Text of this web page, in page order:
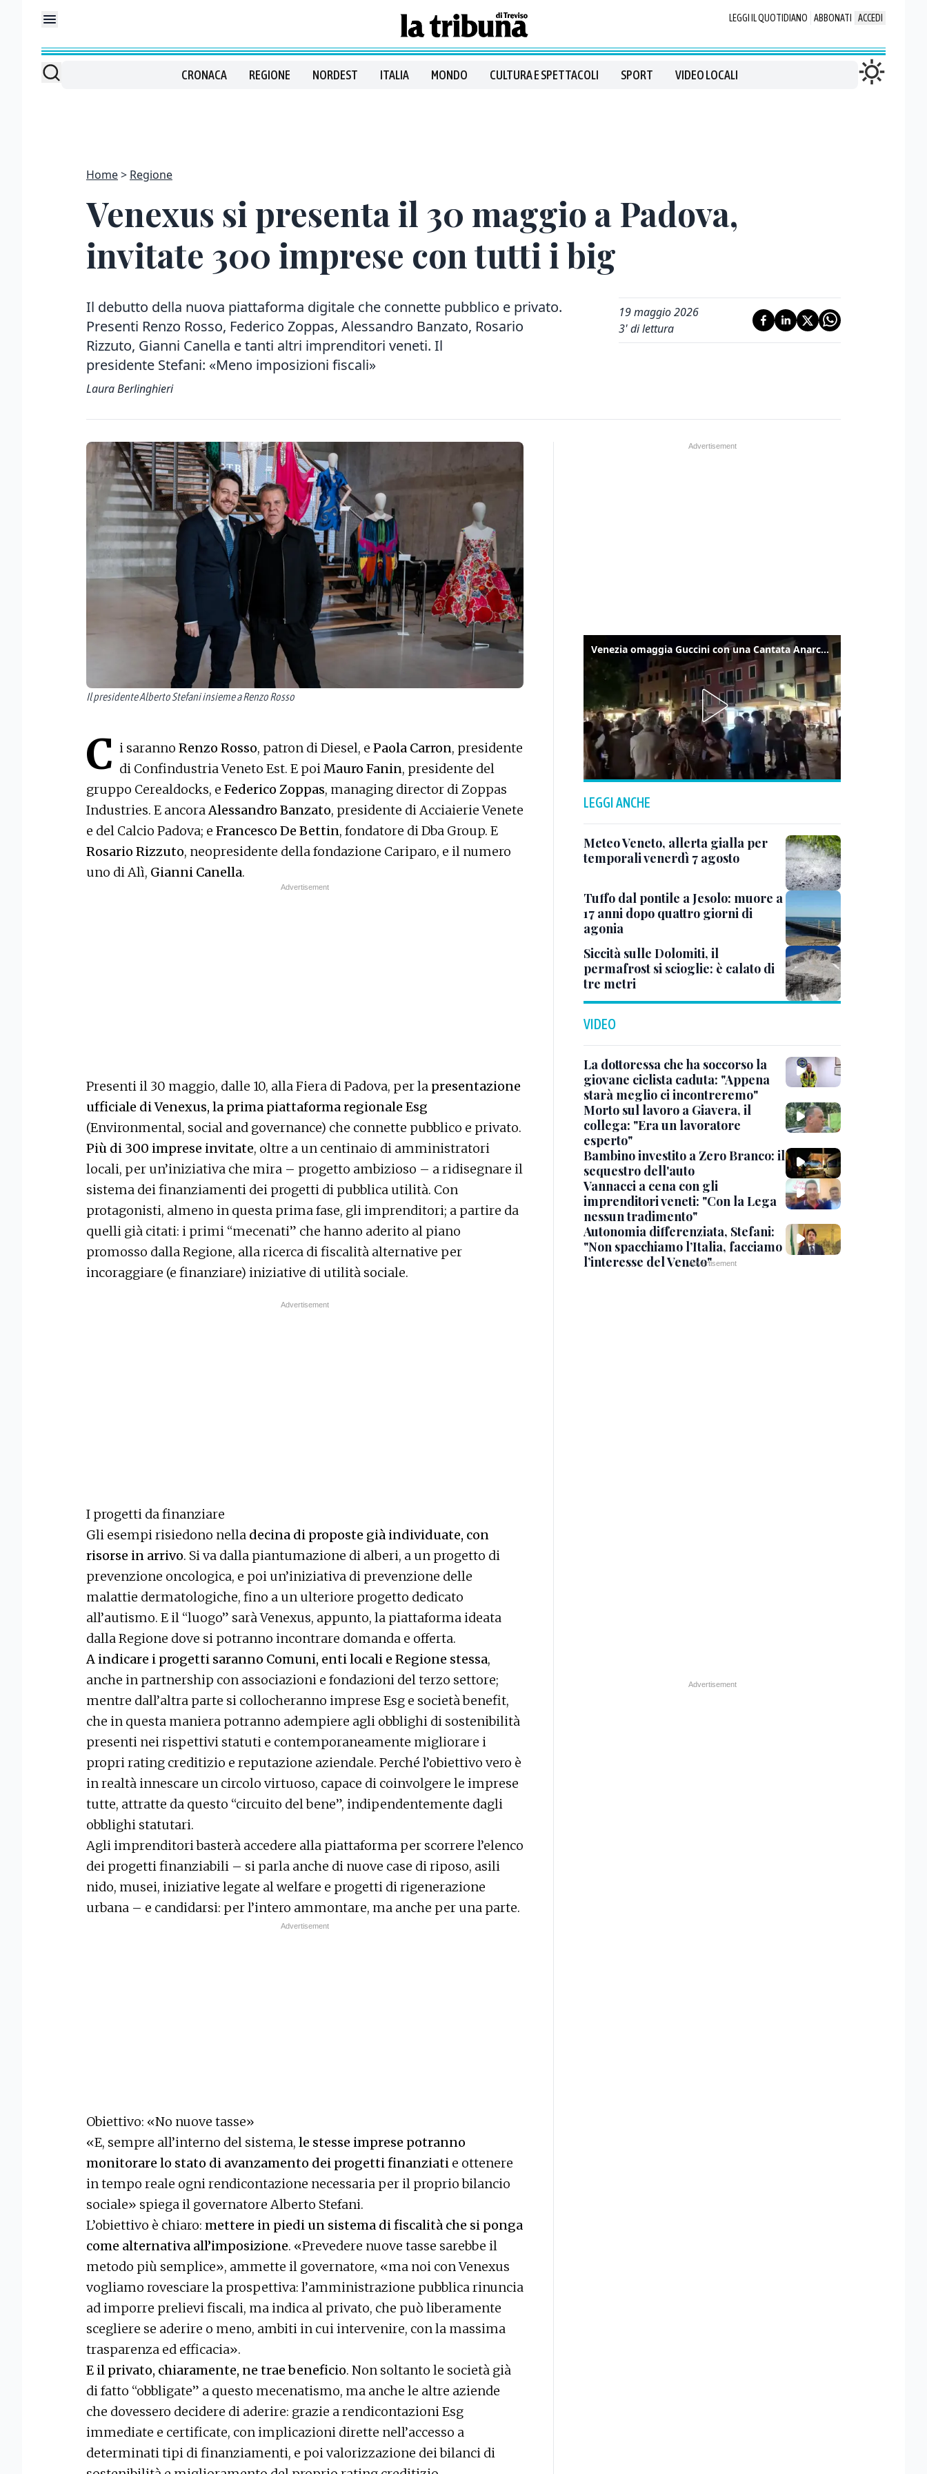
LEGGI IL QUOTIDIANO ABBONATI ACCEDI
CRONACA REGIONE NORDEST ITALIA MONDO CULTURA E SPETTACOLI SPORT VIDEO LOCALI
Home Regione
Venexus si presenta il 30 maggio a Padova,
invitate 300 imprese con tutti i big
Il debutto della nuova piattaforma digitale che connette pubblico e privato.
Presenti Renzo Rosso, Federico Zoppas, Alessandro Banzato, Rosario
Rizzuto, Gianni Canella e tanti altri imprenditori veneti. Il
presidente Stefani: «Meno imposizioni fiscali»
Laura Berlinghieri
19 maggio 2026
3' di lettura
Il presidente Alberto Stefani insieme a Renzo Rosso
C i saranno Renzo Rosso, patron di Diesel, e Paola Carron, presidente
di Confindustria Veneto Est. E poiMauro Fanin, presidente del
gruppo Cerealdocks, e Federico Zoppas, managing director di Zoppas
Industries. E ancoraAlessandro Banzato, presidente di Acciaierie Venete
e del Calcio Padova; e Francesco De Bettin, fondatore di Dba Group. E
Rosario Rizzuto, neopresidente della fondazione Cariparo, e il numero
uno di Alì, Gianni Canella.
Presenti il 30 maggio, dalle 10, alla Fiera di Padova, per la presentazione
ufficiale di Venexus, la prima piattaforma regionale Esg
(Environmental, social and governance) che connette pubblico e privato.
Più di 300 imprese invitate, oltre a un centinaio di amministratori
locali, per un’iniziativa che mira – progetto ambizioso – a ridisegnare il
sistema dei finanziamenti dei progetti di pubblica utilità. Con
protagonisti, almeno in questa prima fase, gli imprenditori; a partire da
quelli già citati: i primi “mecenati” che hanno aderito al piano
promosso dalla Regione, alla ricerca di fiscalità alternative per
incoraggiare (e finanziare) iniziative di utilità sociale.
I progetti da finanziare
Gli esempi risiedono nella decina di proposte già individuate, con
risorse in arrivo. Si va dalla piantumazione di alberi, a un progetto di
prevenzione oncologica, e poi un’iniziativa di prevenzione delle
malattie dermatologiche, fino a un ulteriore progetto dedicato
all’autismo. E il “luogo” sarà Venexus, appunto, la piattaforma ideata
dalla Regione dove si potranno incontrare domanda e offerta.
A indicare i progetti saranno Comuni, enti locali e Regione stessa,
anche in partnership con associazioni e fondazioni del terzo settore;
mentre dall’altra parte si collocheranno imprese Esg e società benefit,
che in questa maniera potranno adempiere agli obblighi di sostenibilità
presenti nei rispettivi statuti e contemporaneamente migliorare i
propri rating creditizio e reputazione aziendale. Perché l’obiettivo vero è
in realtà innescare un circolo virtuoso, capace di coinvolgere le imprese
tutte, attratte da questo “circuito del bene”, indipendentemente dagli
obblighi statutari.
Agli imprenditori basterà accedere alla piattaforma per scorrere l’elenco
dei progetti finanziabili – si parla anche di nuove case di riposo, asili
nido, musei, iniziative legate al welfare e progetti di rigenerazione
urbana – e candidarsi: per l’intero ammontare, ma anche per una parte.
Obiettivo: «No nuove tasse»
«E, sempre all’interno del sistema, le stesse imprese potranno
monitorare lo stato di avanzamento dei progetti finanziati e ottenere
in tempo reale ogni rendicontazione necessaria per il proprio bilancio
sociale» spiega il governatore Alberto Stefani.
L’obiettivo è chiaro: mettere in piedi un sistema di fiscalità che si ponga
come alternativa all’imposizione. «Prevedere nuove tasse sarebbe il
metodo più semplice», ammette il governatore, «ma noi con Venexus
vogliamo rovesciare la prospettiva: l’amministrazione pubblica rinuncia
ad imporre prelievi fiscali, ma indica al privato, che può liberamente
scegliere se aderire o meno, ambiti in cui intervenire, con la massima
trasparenza ed efficacia».
E il privato, chiaramente, ne trae beneficio. Non soltanto le società già
di fatto “obbligate” a questo mecenatismo, ma anche le altre aziende
che dovessero decidere di aderire: grazie a rendicontazioni Esg
immediate e certificate, con implicazioni dirette nell’accesso a
determinati tipi di finanziamenti, e poi valorizzazione dei bilanci di
Venezia omaggia Guccini con una Cantata Anarchica in campo Santa Margherita
LEGGI ANCHE
Meteo Veneto, allerta gialla per
temporali venerdì 7 agosto
Tuffo dal pontile a Jesolo: muore a
17 anni dopo quattro giorni di
agonia
Siccità sulle Dolomiti, il
permafrost si scioglie: è calato di
tre metri
VIDEO
La dottoressa che ha soccorso la
giovane ciclista caduta: "Appena
starà meglio ci incontreremo"
Morto sul lavoro a Giavera, il
collega: "Era un lavoratore
esperto"
Bambino investito a Zero Branco: il
sequestro dell'auto
Vannacci a cena con gli
imprenditori veneti: "Con la Lega
nessun tradimento"
Autonomia differenziata, Stefani:
"Non spacchiamo l’Italia, facciamo
l’interesse del Veneto"